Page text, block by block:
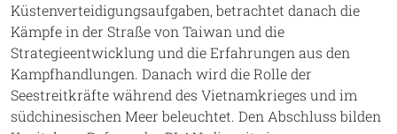
Küstenverteidigungsaufgaben, betrachtet danach die
Kämpfe in der Straße von Taiwan und die
Strategieentwicklung und die Erfahrungen aus den
Kampfhandlungen. Danach wird die Rolle der
Seestreitkräfte während des Vietnamkrieges und im
südchinesischen Meer beleuchtet. Den Abschluss bilden